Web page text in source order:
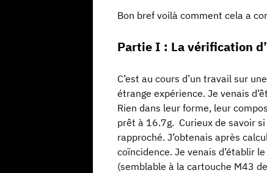
Bon bref voilà comment cela a
Partie I : La vérification
C’est au cours d’un travail sur
étrange expérience. Je venais
Rien dans leur forme, leur
prêt à 16.7g. Curieux de savoir
rapproché. J’obtenais après
coïncidence. Je venais d’établir
(semblable à la cartouche M43